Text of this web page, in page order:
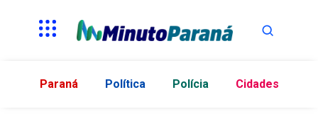
Paraná Política Polícia Cidades